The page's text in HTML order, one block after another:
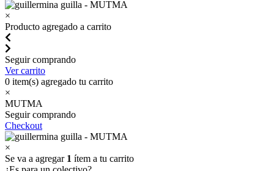
×
Producto agregado a carrito
Seguir comprando
Ver carrito
0 item(s) agregado tu carrito
×
MUTMA
Seguir comprando
Checkout
×
Se va a agregar 1 ítem a tu carrito